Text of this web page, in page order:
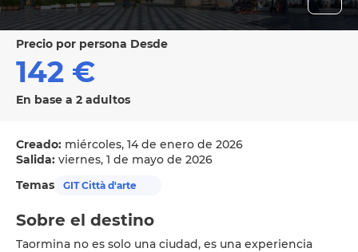
precio por persona Desde
142 €
En base a 2 adultos
Creado: miércoles, 14 de enero de 2026
Salida: viernes, 1 de mayo de 2026
Temas
GIT Città d'arte
Sobre el destino
Taormina no es solo una ciudad, es una experiencia